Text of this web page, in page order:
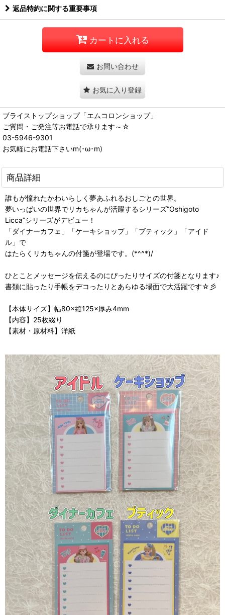
返品特約に関する重要事項
カートに入れる
お問い合わせ
お気に入り登録
ブライストップショップ「エムコロンショップ」
ご質問・ご発注等お電話で承ります～☆
03-5946-9301
お気軽にお電話下さいm(･ω･m)
商品詳細
誰もが憧れたかわいらしく夢あふれるおしごとの世界。
夢いっぱいの世界でリカちゃんが活躍するシリーズ”Oshigoto
Licca”シリーズがデビュー！
「ダイナーカフェ」「ケーキショップ」「ブティック」「アイド
ル」で
はたらくリカちゃんの付箋が登場です。(*^^*)/
ひとことメッセージを伝えるのにぴったりサイズの付箋となります♪
書類に貼ったり手帳をデコったりとあらゆる場面で大活躍です☆彡
【本体サイズ】幅80×縦125×厚み4mm
【内容】25枚綴り
【素材・原材料】洋紙